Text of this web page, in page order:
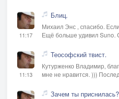
11:17
Блиц.
Михаил Энс , спасибо.
Ещё больше удивил Suno.
11:13
Теософский твист.
Кутурженко Владимир,
мне не нравится. )))
Зачем ты приснилась?